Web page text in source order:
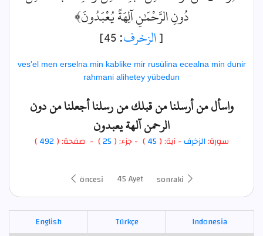
دُونِ الرَّحْمَٰنِ آلِهَةً يُعْبَدُونَ﴾
[الزخرف: 45]
ves'el men erselna min kablike mir rusülina ecealna min dunir
rahmani alihetey yübedun
واسأل من أرسلنا من قبلك من رسلنا أجعلنا من دون
الرحمن آلهة يعبدون
سورة:الزخرف- آية: ( 45
) - جزء: ( 25) - صفحة: ( 492
)
öncesi 45 Ayet sonraki
English Türkçe
Indonesia